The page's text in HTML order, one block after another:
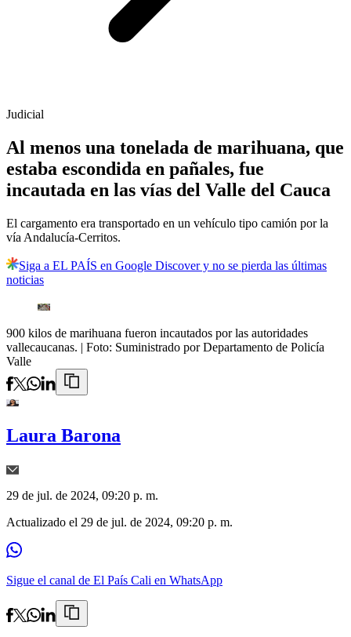
Judicial
Al menos una tonelada de marihuana, que
estaba escondida en pañales, fue
incautada en las vías del Valle del Cauca
El cargamento era transportado en un vehículo tipo camión por la
vía Andalucía-Cerritos.
Siga a EL PAÍS en Google Discover y no se pierda las últimas
noticias
900 kilos de marihuana fueron incautados por las autoridades
vallecaucanas. | Foto: Suministrado por Departamento de Policía
Valle
Laura Barona
29 de jul. de 2024, 09:20 p. m.
Actualizado el 29 de jul. de 2024, 09:20 p. m.
Sigue el canal de El País Cali en WhatsApp